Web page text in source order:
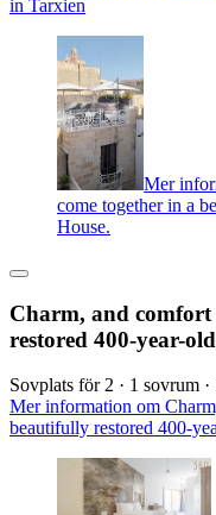
in Tarxien
Mer
come together in a
House.
Charm, and
restored 400-year-
Sovplats för 2 · 1 sovrum
Mer information om
beautifully restored 400-